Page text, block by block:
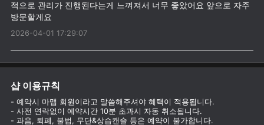
적으로 관리가 진행된다는게 느껴져서 너무 좋았어요 앞으로 자주
2026-04-01 17:29:07
샵 이용규칙
- 예약시 마맵 회원이라고 말씀해주셔야 혜택이 적용됩니다.
- 사전 연락없이 예약시간 10분 초과시 자동 취소됩니다.
- 과음, 퇴폐, 불법, 무단&상습캔슬 등은 예약이 불가합니다.